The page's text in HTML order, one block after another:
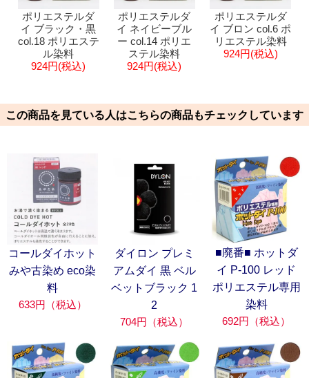
ポリエステルダ
イ ブラック・黒
col.18 ポリエステ
ル染料
924円(税込)
ポリエステルダ
イ ネイビーブル
ー col.14 ポリエ
ステル染料
924円(税込)
ポリエステルダ
イ ブロン col.6 ポ
リエステル染料
924円(税込)
この商品を見ている人はこちらの商品もチェックしています
コールダイホット
みや古染め eco染
料
633円（税込）
ダイロン プレミ
アムダイ 黒 ベル
ベットブラック 1
2
704円（税込）
■廃番■ ホットダ
イ P-100 レッド
ポリエステル専用
染料
692円（税込）